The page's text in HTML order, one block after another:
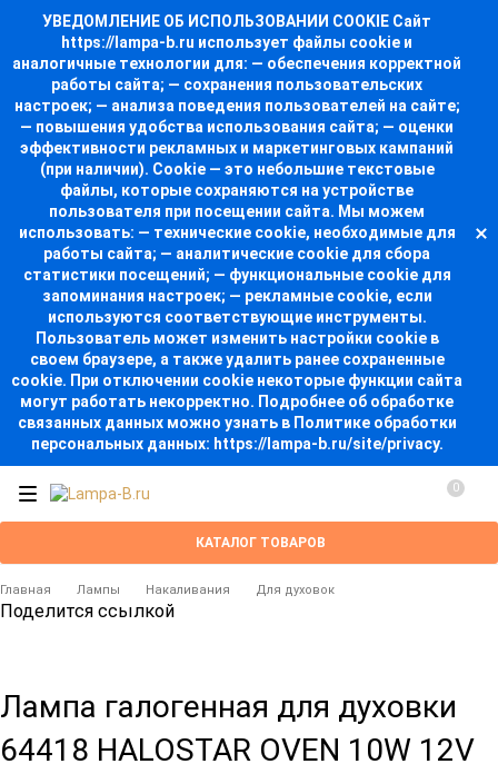
УВЕДОМЛЕНИЕ ОБ ИСПОЛЬЗОВАНИИ COOKIE Сайт
https://lampa-b.ru использует файлы cookie и
аналогичные технологии для: — обеспечения корректной
работы сайта; — сохранения пользовательских
настроек; — анализа поведения пользователей на сайте;
— повышения удобства использования сайта; — оценки
эффективности рекламных и маркетинговых кампаний
(при наличии). Cookie — это небольшие текстовые
файлы, которые сохраняются на устройстве
пользователя при посещении сайта. Мы можем
использовать: — технические cookie, необходимые для
работы сайта; — аналитические cookie для сбора
статистики посещений; — функциональные cookie для
запоминания настроек; — рекламные cookie, если
используются соответствующие инструменты.
Пользователь может изменить настройки cookie в
своем браузере, а также удалить ранее сохраненные
cookie. При отключении cookie некоторые функции сайта
могут работать некорректно. Подробнее об обработке
связанных данных можно узнать в Политике обработки
персональных данных: https://lampa-b.ru/site/privacy.
КАТАЛОГ ТОВАРОВ
0
Главная Лампы Накаливания Для духовок
Поделится ссылкой
Лампа галогенная для духовки
64418 HALOSTAR OVEN 10W 12V